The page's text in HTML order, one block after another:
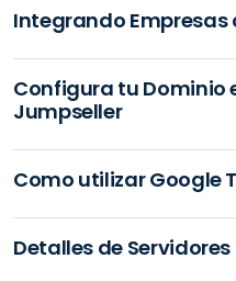
Integrando Empresas
Configura tu Dominio
Jumpseller
Como utilizar Google
Detalles de Servidores